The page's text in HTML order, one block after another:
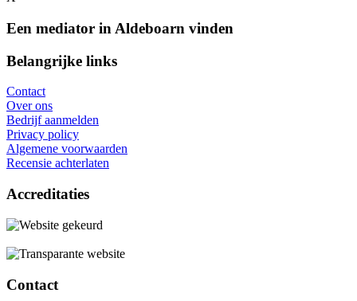
Een mediator in Aldeboarn vinden
Belangrijke links
Contact
Over ons
Bedrijf aanmelden
Privacy policy
Algemene voorwaarden
Recensie achterlaten
Accreditaties
Contact